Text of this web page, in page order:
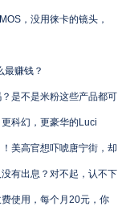
，没用徕卡的镜头，
最赚钱？
是不是米粉这些产品都可
科幻，更豪华的Luci
美高官想吓唬唐宁街，却
有出息？对不起，认不下
使用，每个月20元，你